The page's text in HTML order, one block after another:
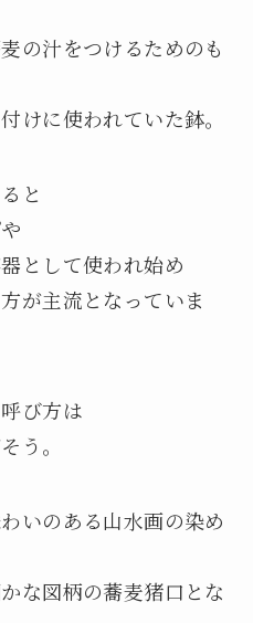
の汁をつけるためのも
けに使われていた鉢。
と
として使われ始め
が主流となっていま
び方は
う。
いのある山水画の染め
な図柄の蕎麦猪口とな